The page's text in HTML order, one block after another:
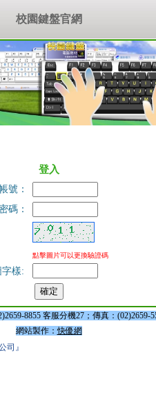
登入
號：
密碼：
樣:
點擊圖片可以更換驗證碼
8855 客服分機27；傳真：(02)2659-
網站製作：快優網
司』
校園鍵盤官網